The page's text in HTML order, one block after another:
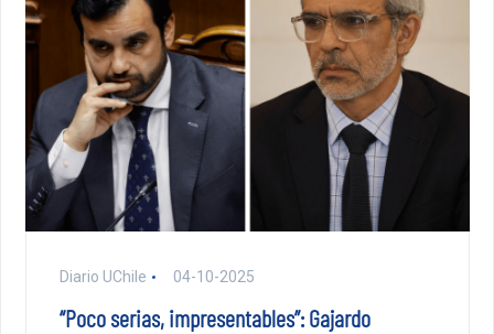
Diario UChile 04-10-2025
“Poco serias, impresentables”: Gajardo